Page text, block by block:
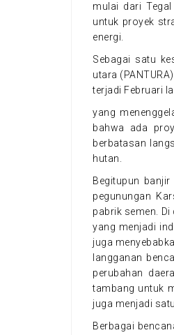
mulai dari
untuk proyek
energi.
Sebagai satu
utara
terjadi Februari
yang
bahwa ada
berbatasan
hutan.
Begitupun
pegunungan
pabrik semen.
yang menjadi
juga
langganan
perubahan
tambang untuk
juga menjadi
Berbagai